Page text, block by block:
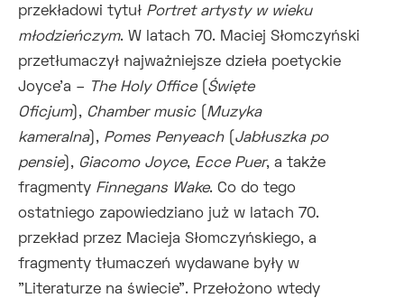
przekładowi tytuł Portret artysty w wieku
młodzieńczym. W latach 70. Maciej Słomczyński
przetłumaczył najważniejsze dzieła poetyckie
Joyce'a –
The Holy Office( Święte
Oficjum), Chamber music( Muzyka
kameralna), Pomes Penyeach( Jabłuszka po
pensie), Giacomo Joyce, Ecce Puer, a także
fragmenty Finnegans Wake. Co do tego
ostatniego zapowiedziano już w latach 70.
przekład przez Macieja Słomczyńskiego, a
fragmenty tłumaczeń wydawane były w
"Literaturze na świecie". Przełożono wtedy